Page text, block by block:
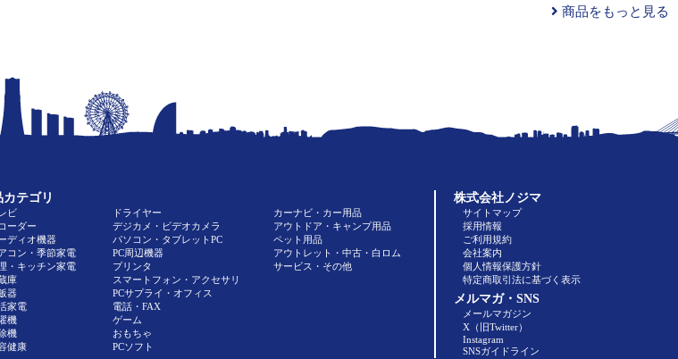
商品をもっと見る
カテゴリ
ビ
ーダー
ディオ機器
コン・季節家電
・キッチン家電
庫
器
家電
機
機
健康
ドライヤー
デジカメ・ビデオカメラ
パソコン・タブレットPC
PC周辺機器
プリンタ
スマートフォン・アクセサリ
PCサプライ・オフィス
電話・FAX
ゲーム
おもちゃ
PCソフト
カーナビ・カー用品
アウトドア・キャンプ用品
ペット用品
アウトレット・中古・白ロム
サービス・その他
株式会社ノジマ
サイトマップ
採用情報
ご利用規約
会社案内
個人情報保護方針
特定商取引法に基づく表示
メルマガ・SNS
メールマガジン
X（旧Twitter）
Instagram
SNSガイドライン